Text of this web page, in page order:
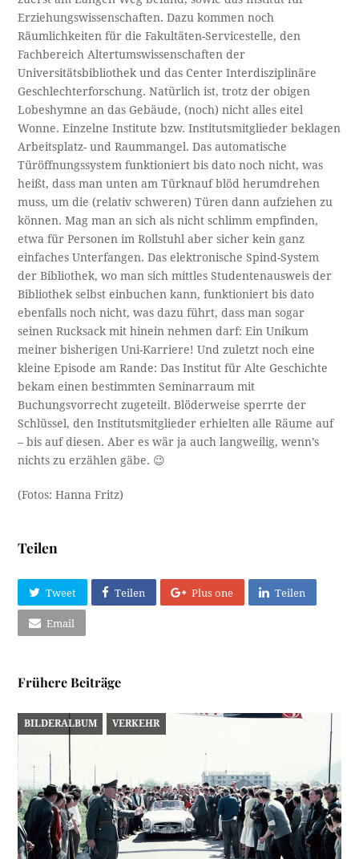
Erziehungswissenschaften. Dazu kommen noch
Räumlichkeiten für die Fakultäten-Servicestelle, den
Fachbereich Altertumswissenschaften der
Universitätsbibliothek und das Center Interdisziplinäre
Geschlechterforschung. Natürlich ist, trotz der obigen
Lobeshymne an das Gebäude, (noch) nicht alles eitel
Wonne. Einzelne Institute bzw. Institutsmitglieder beklagen
Arbeitsplatz- und Raummangel. Das automatische
Türöffnungssystem funktioniert bis dato noch nicht, was
heißt, dass man unten am Türknauf blöd herumdrehen
muss, um die (relativ schweren) Türen dann aufziehen zu
können. Mag man an sich als nicht schlimm empfinden,
etwa für Personen im Rollstuhl aber sicher kein ganz
einfaches Unterfangen. Das elektronische Spind-System
der Bibliothek, wo man sich mittles Studentenausweis der
Bibliothek selbst einbuchen kann, funktioniert bis dato
ebenfalls noch nicht, was dazu führt, dass man sogar
seinen Rucksack mit hinein nehmen darf: Ein Unikum
meiner bisherigen Uni-Karriere! Und zuletzt noch eine
kleine Episode am Rande: Das Institut für Alte Geschichte
bekam einen bestimmten Seminarraum mit
Buchungsvorrecht zugeteilt. Blöderweise sperrte der
Schlüssel, den Institutsmitglieder erhielten alle Räume auf
– bis auf diesen. Aber es wär ja auch langweilig, wenn’s
nichts zu erzählen gäbe. 😉
(Fotos: Hanna Fritz)
Teilen
Tweet Teilen Plus one Teilen
Email
Frühere Beiträge
BILDERALBUM VERKEHR